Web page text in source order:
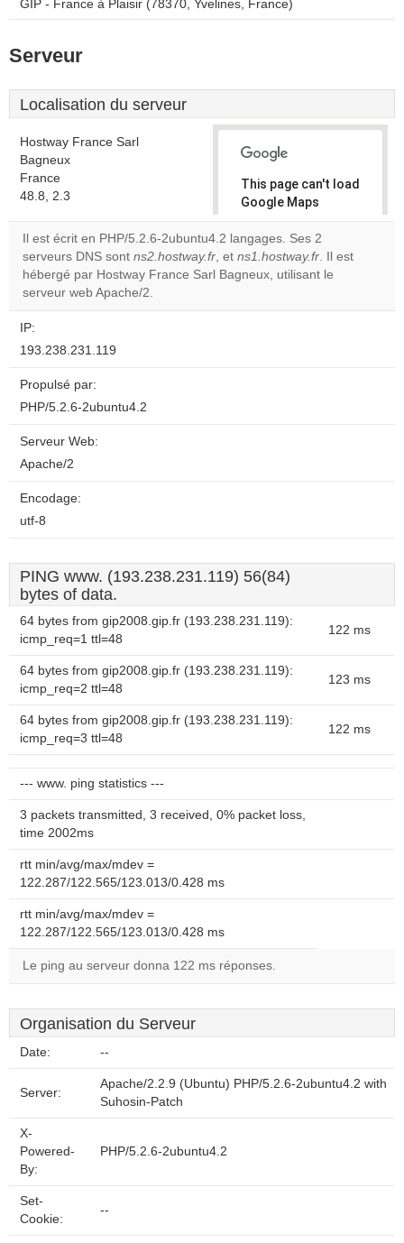
GIP - France à Plaisir (78370, Yvelines, France)
Serveur
Localisation du serveur
Hostway France Sarl
Bagneux
France
48.8, 2.3
This page can't load
Google Maps
correctly.
Do you
own this
Il est écrit en PHP/5.2.6-2ubuntu4.2 langages. Ses 2
serveurs DNS sont ns2.hostway.fr, et ns1.hostway.fr. Il est
hébergé par Hostway France Sarl Bagneux, utilisant le
serveur web Apache/2.
IP:
193.238.231.119
Propulsé par:
PHP/5.2.6-2ubuntu4.2
Serveur Web:
Apache/2
Encodage:
utf-8
PING www. (193.238.231.119) 56(84)
bytes of data.
64 bytes from gip2008.gip.fr (193.238.231.119):
icmp_req=1 ttl=48
122 ms
64 bytes from gip2008.gip.fr (193.238.231.119):
icmp_req=2 ttl=48
123 ms
64 bytes from gip2008.gip.fr (193.238.231.119):
icmp_req=3 ttl=48
122 ms
--- www. ping statistics ---
3 packets transmitted, 3 received, 0% packet loss,
time 2002ms
rtt min/avg/max/mdev =
122.287/122.565/123.013/0.428 ms
rtt min/avg/max/mdev =
122.287/122.565/123.013/0.428 ms
Le ping au serveur donna 122 ms réponses.
Organisation du Serveur
Date: --
Server:
Apache/2.2.9 (Ubuntu) PHP/5.2.6-2ubuntu4.2 with
Suhosin-Patch
X-
Powered-
By:
PHP/5.2.6-2ubuntu4.2
Set-
Cookie:
--